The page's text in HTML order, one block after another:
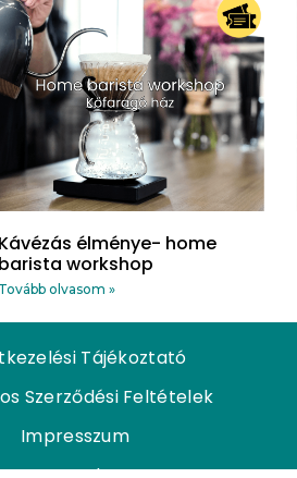
Kávézás élménye- home
barista workshop
Tovább olvasom »
Tájékoztató
Szerződési Feltételek
Impresszum